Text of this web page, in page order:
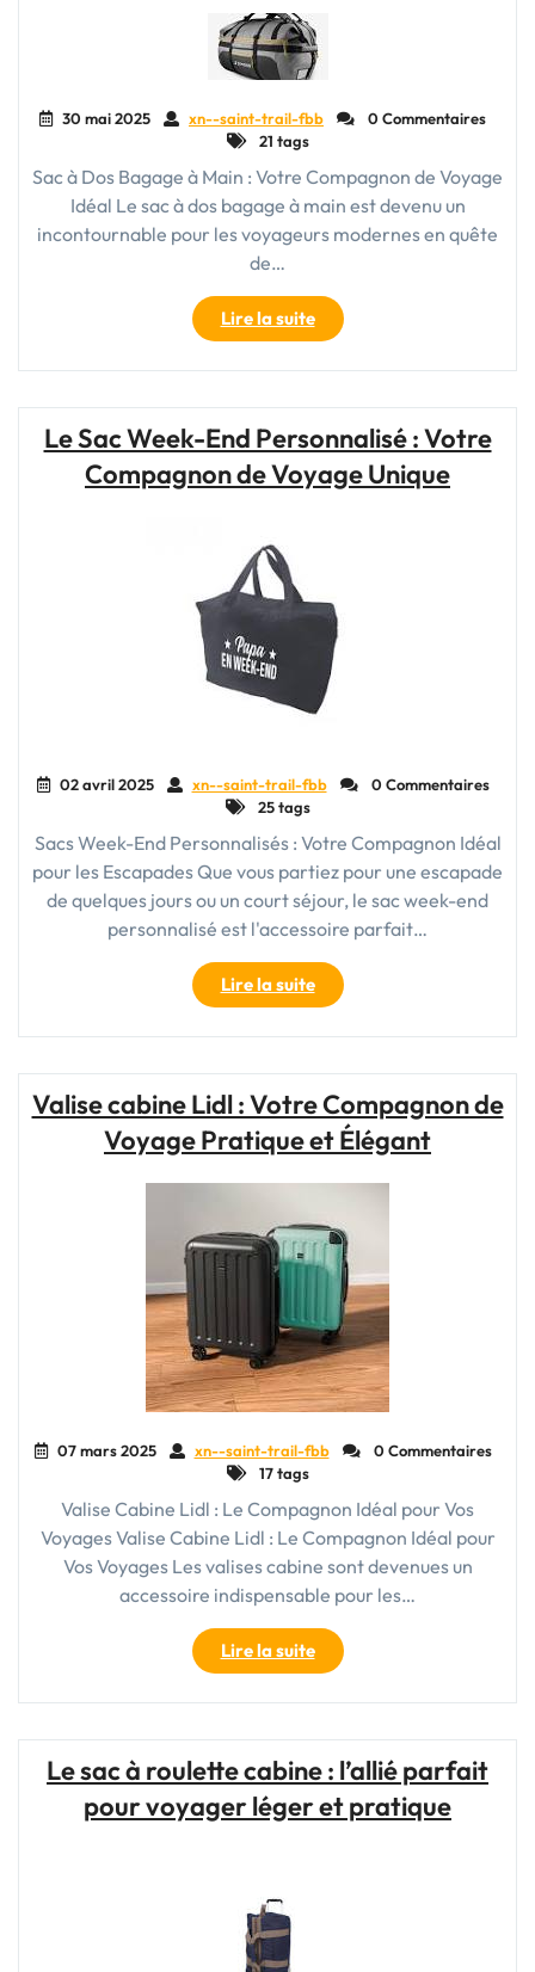
Pratique
et
30 mai 2025 xn--saint-trail-fbb
0 Commentaires
21 tags
Sac à Dos Bagage à Main : Votre Compagnon de Voyage
Idéal Le sac à dos bagage à main est devenu un
incontournable pour les voyageurs modernes en quête
de…
Lire la suite"Le
Sac
à
à
Main
Voyage
Pratique
Polyvalent"
Le Sac Week-End Personnalisé : Votre
Compagnon de Voyage Unique
02 avril 2025 xn--saint-trail-fbb
0 Commentaires
25 tags
Sacs Week-End Personnalisés : Votre Compagnon Idéal
pour les Escapades Que vous partiez pour une escapade
de quelques jours ou un court séjour, le sac week-end
personnalisé est l'accessoire parfait…
Lire la suite"Le
Sac
Week-
:
Votre
Voyage
Unique"
Valise cabine Lidl : Votre Compagnon de
Voyage Pratique et Élégant
07 mars 2025 xn--saint-trail-fbb
0 Commentaires
17 tags
Valise Cabine Lidl : Le Compagnon Idéal pour Vos
Voyages Valise Cabine Lidl : Le Compagnon Idéal pour
Vos Voyages Les valises cabine sont devenues un
accessoire indispensable pour les…
Lire la suite"Valise
cabine
Lidl
Compagnon
de
Le sac à roulette cabine : l’allié parfait
pour voyager léger et pratique